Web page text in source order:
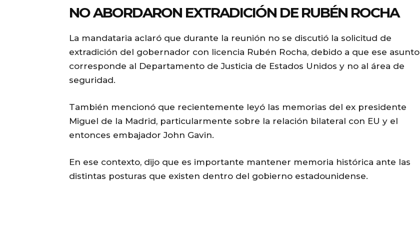
NO ABORDARON EXTRADICIÓN DE RUBÉN ROCHA
La mandataria aclaró que durante la reunión no se discutió la solicitud de
extradición del gobernador con licencia Rubén Rocha, debido a que ese asunto
corresponde al Departamento de Justicia de Estados Unidos y no al área de
seguridad.
También mencionó que recientemente leyó las memorias del ex presidente
Miguel de la Madrid, particularmente sobre la relación bilateral con EU y el
entonces embajador John Gavin.
En ese contexto, dijo que es importante mantener memoria histórica ante las
distintas posturas que existen dentro del gobierno estadounidense.